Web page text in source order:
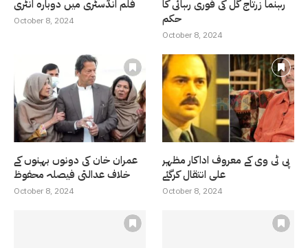
فلم انڈسٹری میں دوبارہ انٹری
October 8, 2024
رہنما زرتاج گل کی فوری رہائی کا
حکم
October 8, 2024
عمران خان کی دونوں بہنوں کے
خلاف عدالتی فیصلہ محفوظ
October 8, 2024
پی ٹی وی کے معروف اداکار مظہر
علی انتقال کرگئے
October 8, 2024